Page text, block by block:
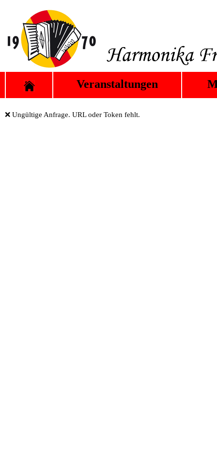
Veranstaltungen
❌ Ungültige Anfrage. URL oder Token fehlt.